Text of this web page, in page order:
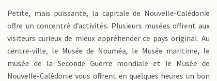
Petite, mais puissante, la capitale de Nouvelle-Calédonie
offre un concentré d’activités. Plusieurs musées offrent aux
visiteurs curieux de mieux appréhender ce pays original. Au
centre-ville, le Musée de Nouméa, le Musée maritime, le
musée de la Seconde Guerre mondiale et le Musée de
Nouvelle-Calédonie vous offrent en quelques heures un bon